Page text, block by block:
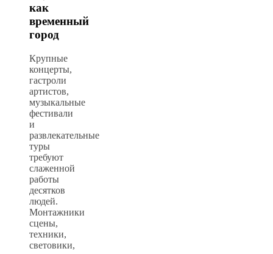
как
временный
город
Крупные
концерты,
гастроли
артистов,
музыкальные
фестивали
и
развлекательные
туры
требуют
слаженной
работы
десятков
людей.
Монтажники
сцены,
техники,
световики,